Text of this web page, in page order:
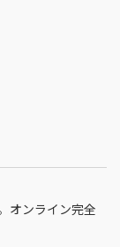
オンライン完全